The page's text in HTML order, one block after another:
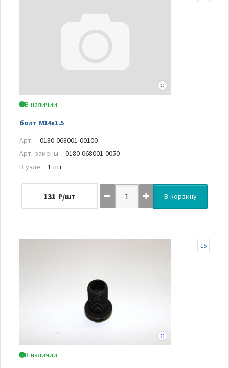
В наличии
болт M14x1.5
Арт.
0180-068001-00100
Арт. замены
0180-068001-0050
В узле
1 шт.
131 ₽/шт В корзину
В наличии
15